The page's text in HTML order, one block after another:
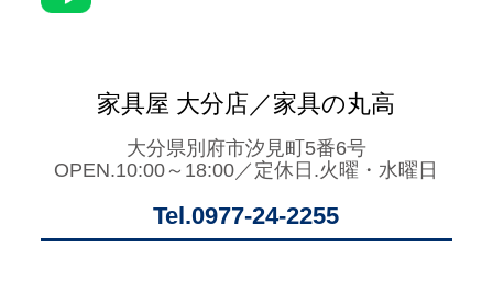
家具屋 大分店／家具の丸高
大分県別府市汐見町5番6号
OPEN.10:00～18:00／定休日.火曜・水曜日
Tel.0977-24-2255